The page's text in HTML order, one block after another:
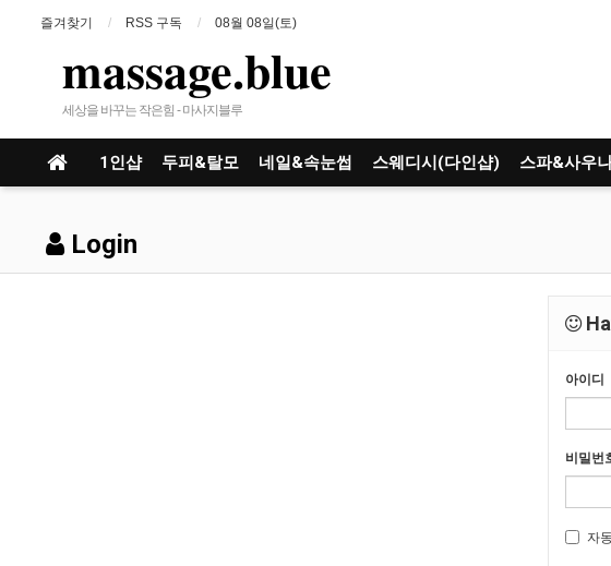
즐겨찾기 RSS 구독 08월 08일(토)
massage.blue
세상을 바꾸는 작은힘 - 마사지블루
1인샵 두피&탈모 네일&속눈썹 스웨디시(다인샵) 스파&사우
Login
아이디
비밀번
자